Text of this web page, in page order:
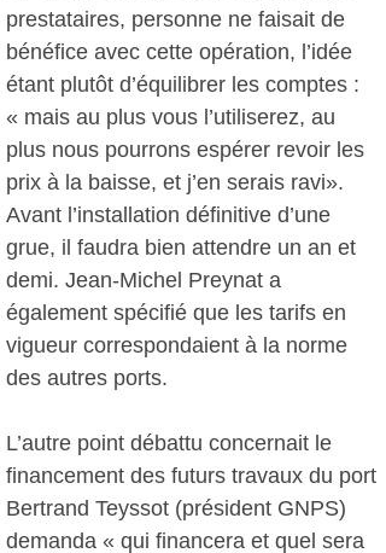
prestataires, personne ne faisait de
bénéfice avec cette opération, l’idée
étant plutôt d’équilibrer les comptes :
« mais au plus vous l’utiliserez, au
plus nous pourrons espérer revoir les
prix à la baisse, et j’en serais ravi».
Avant l’installation définitive d’une
grue, il faudra bien attendre un an et
demi. Jean-Michel Preynat a
également spécifié que les tarifs en
vigueur correspondaient à la norme
des autres ports.
L’autre point débattu concernait le
financement des futurs travaux du port
Bertrand Teyssot (président GNPS)
demanda « qui financera et quel sera